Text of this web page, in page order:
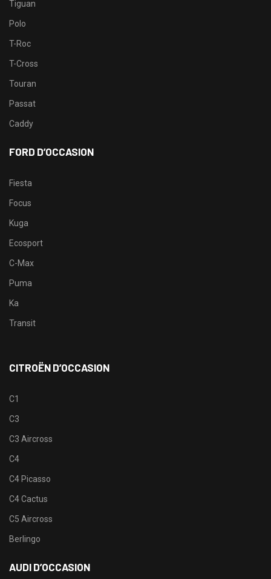
Tiguan
Polo
T-Roc
T-Cross
Touran
Passat
Caddy
FORD D’OCCASION
Fiesta
Focus
Kuga
Ecosport
C-Max
Puma
Ka
Transit
CITROËN D’OCCASION
C1
C3
C3 Aircross
C4
C4 Picasso
C4 Cactus
C5 Aircross
Berlingo
AUDI D’OCCASION